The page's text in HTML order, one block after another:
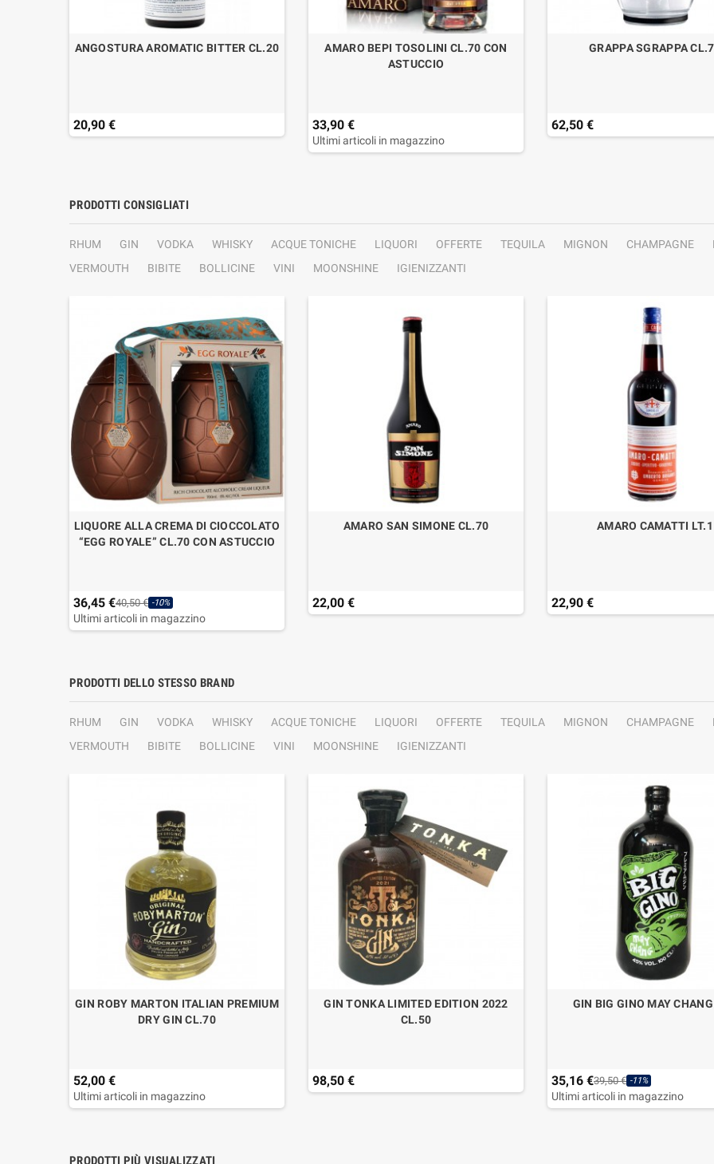
ANGOSTURA AROMATIC BITTER CL.20
20,90 €
AMARO BEPI TOSOLINI CL.70 CON
ASTUCCIO
33,90 €
Ultimi articoli in magazzino
GRAPPA SGRAPPA
62,50 €
PRODOTTI CONSIGLIATI
RHUM GIN VODKA WHISKY ACQUE TONICHE LIQUORI OFFERTE TEQUILA MIGNON CHAMPAGNE
VERMOUTH
BIBITE BOLLICINE VINI MOONSHINE IGIENIZZANTI
LIQUORE ALLA CREMA DI CIOCCOLATO
“EGG ROYALE” CL.70 CON ASTUCCIO
36,45 €40,50 € -10%
Ultimi articoli in magazzino
AMARO SAN SIMONE CL.70
22,00 €
AMARO CAMATTI LT.1
22,90 €
PRODOTTI DELLO STESSO BRAND
RHUM GIN VODKA WHISKY ACQUE TONICHE LIQUORI OFFERTE TEQUILA MIGNON CHAMPAGNE
VERMOUTH
BIBITE BOLLICINE VINI MOONSHINE IGIENIZZANTI
GIN ROBY MARTON ITALIAN PREMIUM
DRY GIN CL.70
52,00 €
Ultimi articoli in magazzino
GIN TONKA LIMITED EDITION 2022
CL.50
98,50 €
GIN BIG GINO MAY CHANG
35,16 €39,50 € -11%
Ultimi articoli in magazzino
PRODOTTI PIÙ VISUALIZZATI